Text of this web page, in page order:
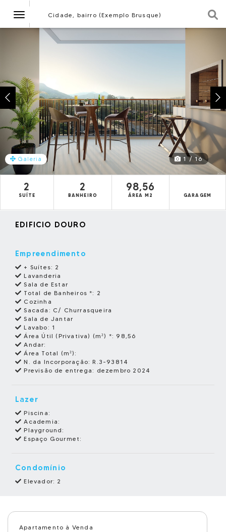
NavegaçãoCidade, bairro (Exemplo Brusque)
Galeria 1 / 16
2
SUÍTE
2
BANHEIRO
98,56
ÁREA M2 GARAGEM
EDIFICIO DOURO
Empreendimento
+ Suítes: 2
Lavanderia
Sala de Estar
Total de Banheiros *: 2
Cozinha
Sacada: C/ Churrasqueira
Sala de Jantar
Lavabo: 1
Área Útil (Privativa) (m²) *: 98,56
Andar:
Área Total (m²):
N. da Incorporação:R.3-93814
Previsão de entrega: dezembro 2024
Lazer
Piscina:
Academia:
Playground:
Espaço Gourmet:
Condomínio
Elevador: 2
Apartamento à Venda